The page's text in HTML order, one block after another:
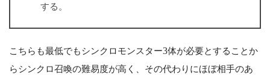
する。
こちらも最低でもシンクロモンスター3体が必要とすることか
らシンクロ召喚の難易度が高く、その代わりにほぼ相手のあ